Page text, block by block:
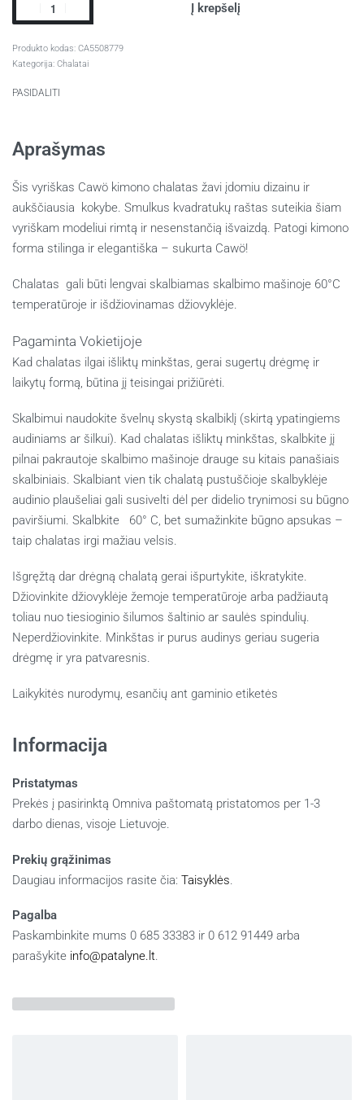
Į krepšelį
CA5508779
Kategorija: Chalatai
PASIDALITI
Aprašymas
Šis vyriškas Cawö kimono chalatas žavi įdomiu dizainu ir
aukščiausia kokybe. Smulkus kvadratukų raštas suteikia šiam
vyriškam modeliui rimtą ir nesenstančią išvaizdą. Patogi kimono
forma stilinga ir elegantiška – sukurta Cawö!
Chalatas gali būti lengvai skalbiamas skalbimo mašinoje 60°C
temperatūroje ir išdžiovinamas džiovyklėje.
Pagaminta Vokietijoje
Kad chalatas ilgai išliktų minkštas, gerai sugertų drėgmę ir
laikytų formą, būtina jį teisingai prižiūrėti.
Skalbimui naudokite švelnų skystą skalbiklį (skirtą ypatingiems
audiniams ar šilkui). Kad chalatas išliktų minkštas, skalbkite jį
pilnai pakrautoje skalbimo mašinoje drauge su kitais panašiais
skalbiniais. Skalbiant vien tik chalatą pustuščioje skalbyklėje
audinio plaušeliai gali susivelti dėl per didelio trynimosi su būgno
paviršiumi. Skalbkite 60° C, bet sumažinkite būgno apsukas –
taip chalatas irgi mažiau velsis.
Išgręžtą dar drėgną chalatą gerai išpurtykite, iškratykite.
Džiovinkite džiovyklėje žemoje temperatūroje arba padžiautą
toliau nuo tiesioginio šilumos šaltinio ar saulės spindulių.
Neperdžiovinkite. Minkštas ir purus audinys geriau sugeria
drėgmę ir yra patvaresnis.
Laikykitės nurodymų, esančių ant gaminio etiketės
Informacija
Pristatymas
Prekės į pasirinktą Omniva paštomatą pristatomos per 1-3
darbo dienas, visoje Lietuvoje.
Prekių grąžinimas
Daugiau informacijos rasite čia: Taisyklės
Pagalba
Paskambinkite mums 0 685 33383 ir 0 612 91449 arba
parašykite info@patalyne.lt.